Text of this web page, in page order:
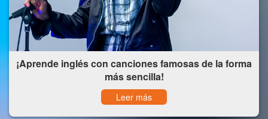
¡Aprende inglés con canciones famosas de la forma
más sencilla!
Leer más